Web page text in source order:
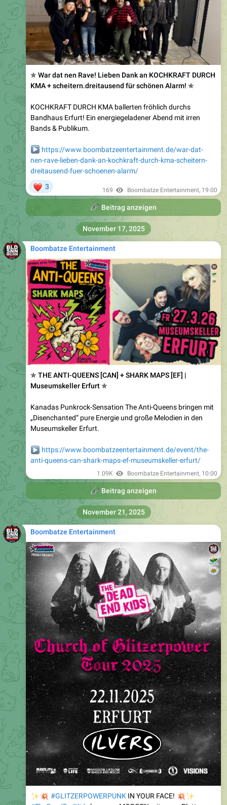
✯ War dat nen Rave! Lieben Dank an KOCHKRAFT DURCH
KMA + scheitern.dreitausend für schönen Alarm! ✯
KOCHKRAFT DURCH KMA ballerten fröhlich durchs
Bandhaus Erfurt! Ein energiegeladener Abend mit irren
Bands & Publikum.
https://www.boombatzeentertainment.de/war-dat-
nen-rave-lieben-dank-an-kochkraft-durch-kma-scheitern-
dreitausend-fuer-schoenen-alarm/
3 169 Boombatze Entertainment, 19:00
🔗Beitrag anzeigen
Boombatze Entertainment
✯ THE ANTI-QUEENS [CAN] + SHARK MAPS [EF] |
Museumskeller Erfurt ✯
Kanadas Punkrock-Sensation The Anti-Queens bringen mit
„Disenchanted“ pure Energie und große Melodien in den
Museumskeller Erfurt.
https://www.boombatzeentertainment.de/event/the-
anti-queens-can-shark-maps-ef-museumskeller-erfurt/
1.09K Boombatze Entertainment, 10:00
🔗Beitrag anzeigen
November 17, 2025
Boombatze Entertainment
#GLITZERPOWERPUNK IN YOUR FACE!
💥
✨
November 21, 2025